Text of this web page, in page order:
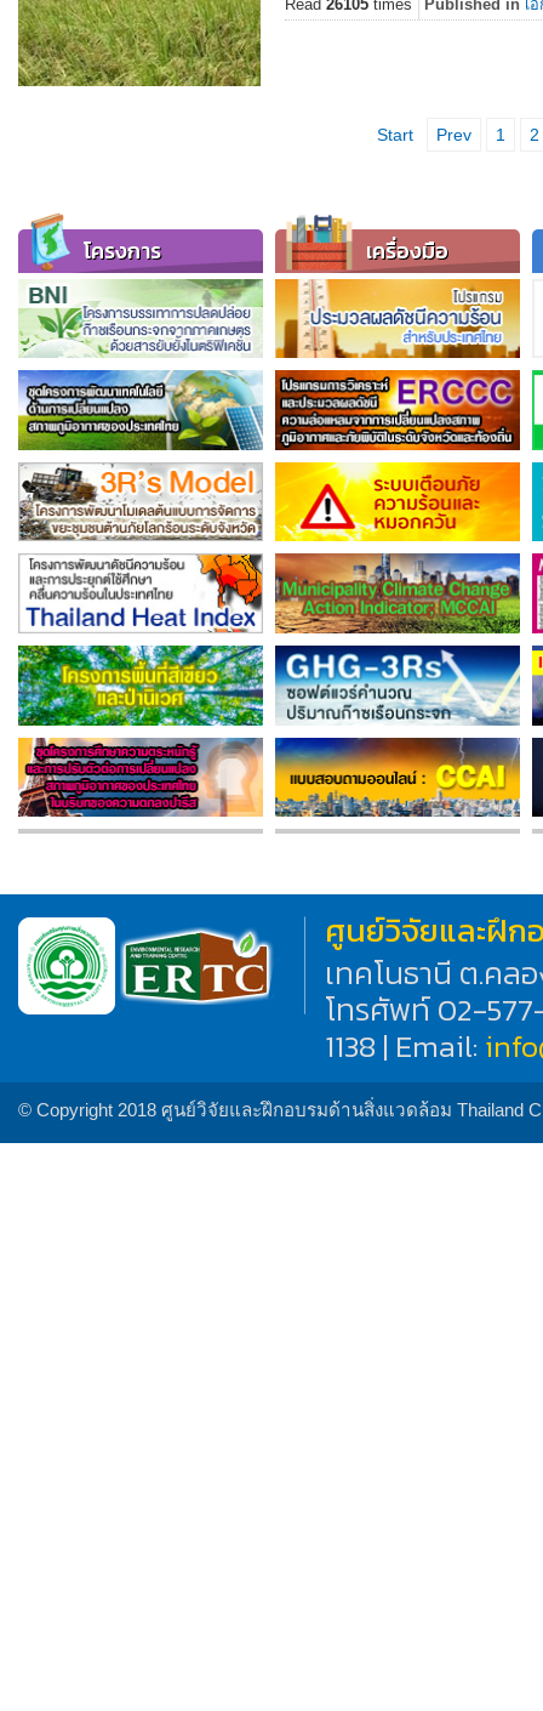
Read 26105 times Published in เ
Start Prev 1 2
โครงการ เครื่องมือ
ศูนย์วิจัยและฝึ
เทคโนธานี ต.คล
โทรศัพท์ 02-
1138 | Email:
© Copyright 2018 ศูนย์วิจัยและฝึกอบรมด้านสิ่งแวดล้อม Thailand